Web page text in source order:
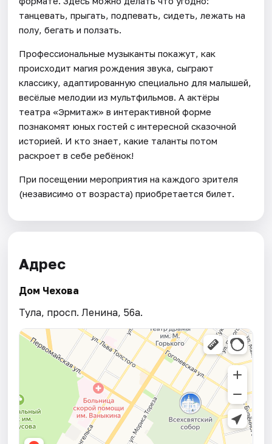
танцевать, прыгать, подпевать, сидеть, лежать на
полу, бегать и ползать.
Профессиональные музыканты покажут, как
происходит магия рождения звука, сыграют
классику, адаптированную специально для малышей,
весёлые мелодии из мультфильмов. А актёры
театра «Эрмитаж» в интерактивной форме
познакомят юных гостей с интересной сказочной
историей. И кто знает, какие таланты потом
раскроет в себе ребёнок!
При посещении мероприятия на каждого зрителя
(независимо от возраста) приобретается билет.
Адрес
Дом Чехова
Тула, просп. Ленина, 56а.